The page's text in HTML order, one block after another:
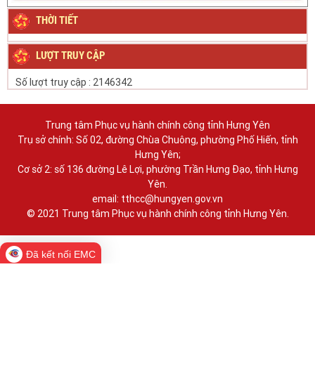
THỜI TIẾT
LƯỢT TRUY CẬP
Số lượt truy cập : 2146342
Trung tâm Phục vụ hành chính công tỉnh Hưng Yên
Trụ sở chính: Số 02, đường Chùa Chuông, phường Phố Hiến, tỉnh
Hưng Yên;
Cơ sở 2: số 136 đường Lê Lợi, phường Trần Hưng Đạo, tỉnh Hưng
Yên.
email: tthcc@hungyen.gov.vn
© 2021 Trung tâm Phục vụ hành chính công tỉnh Hưng Yên.
Đã kết nối EMC